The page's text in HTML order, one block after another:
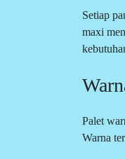
Setiap
maxi
Palet
Warna